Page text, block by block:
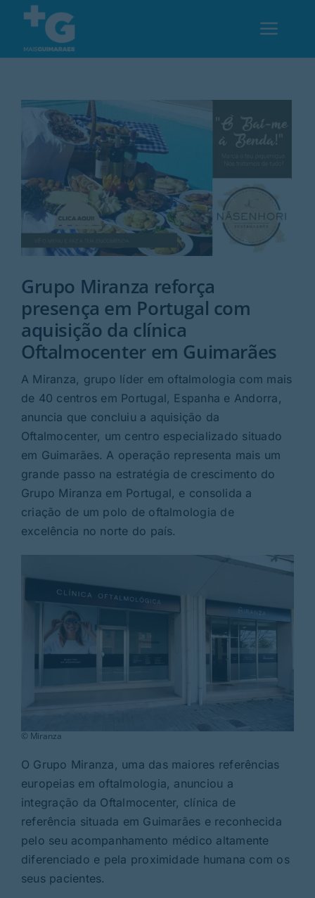
content
Desporto
Rubricas
Search
Grupo Miranza reforça
presença em Portugal com
aquisição da clínica
Oftalmocenter em Guimarães
A Miranza, grupo líder em oftalmologia com mais
de 40 centros em Portugal, Espanha e Andorra,
anuncia que concluiu a aquisição da
Oftalmocenter, um centro especializado situado
em Guimarães. A operação representa mais um
grande passo na estratégia de crescimento do
Grupo Miranza em Portugal, e consolida a
criação de um polo de oftalmologia de
excelência no norte do país.
© Miranza
O Grupo Miranza, uma das maiores referências
europeias em oftalmologia, anunciou a
integração da Oftalmocenter, clínica de
referência situada em Guimarães e reconhecida
pelo seu acompanhamento médico altamente
diferenciado e pela proximidade humana com os
seus pacientes.